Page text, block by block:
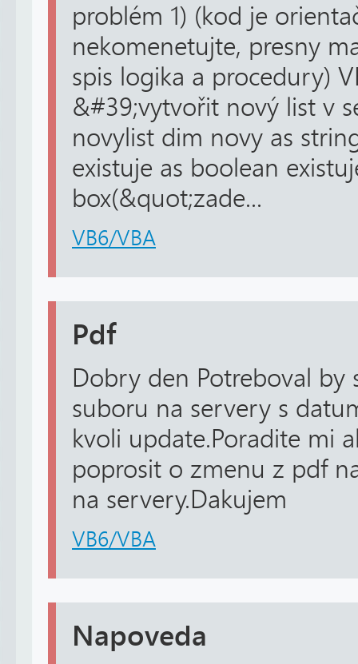
problém 1) (kod je
nekomenetujte, presny
spis logika a procedury)
&#39;vytvořit nový list v
novylist dim novy as
existuje as boolean
box(&quot;zade...
VB6/VBA
Pdf
Dobry den Potreboval
suboru na servery s
kvoli update.Poradite mi
poprosit o zmenu z pdf
na servery.Dakujem
VB6/VBA
Napoveda